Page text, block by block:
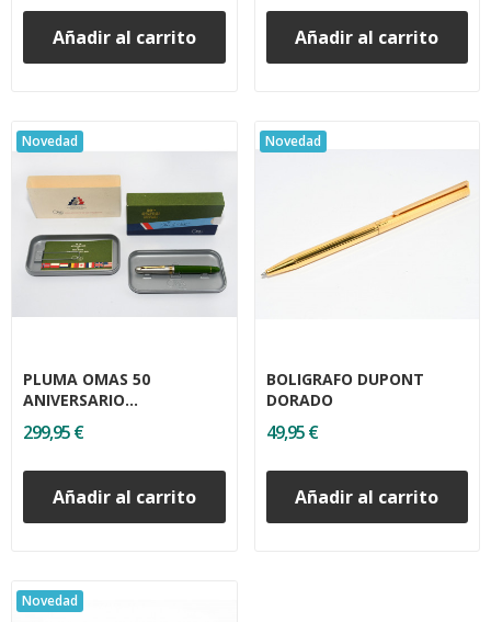
Añadir al carrito Añadir al carrito
Novedad
PLUMA OMAS 50
ANIVERSARIO
NORMANDIA
299,95 €
Añadir al carrito
Novedad
BOLIGRAFO DUPONT
DORADO
49,95 €
Añadir al carrito
Novedad